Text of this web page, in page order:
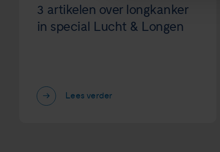
3 artikelen over longkanker
in special Lucht & Longen
Lees verder